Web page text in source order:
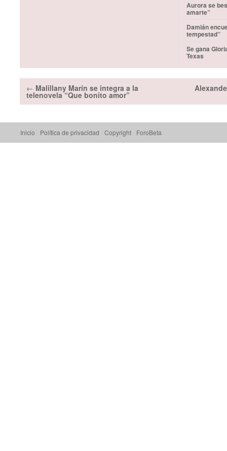
Aurora se
amarte”
Damián
tempestad”
Se gana
Texas
← Malillany Marín se integra a la
telenovela “Que bonito amor”
Inicio Política de privacidad Copyright ForoBeta